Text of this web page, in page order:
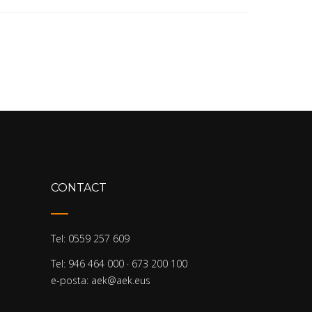
CONTACT
Tel: 0559 257 609
Tel: 946 464 000 · 673 200 100
e-posta: aek@aek.eus